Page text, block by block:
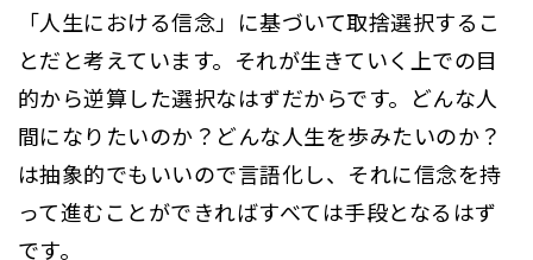
「人生における信念」に基づいて取捨選択するこ
とだと考えています。それが生きていく上での目
的から逆算した選択なはずだからです。どんな人
間になりたいのか？どんな人生を歩みたいのか？
は抽象的でもいいので言語化し、それに信念を持
って進むことができればすべては手段となるはず
です。